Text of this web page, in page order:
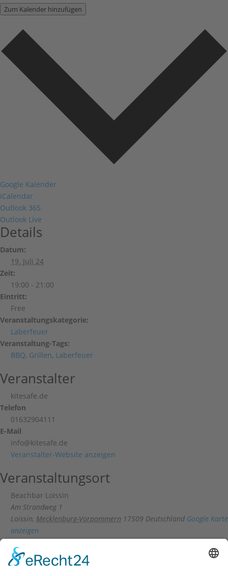
Zum Kalender hinzufügen
Google Kalender
iCalendar
Outlook 365
Outlook Live
Details
Datum:
19. Juli 24
Zeit:
19:00 - 21:00
Eintritt:
Free
Veranstaltungskategorie:
Laberfeuer
Veranstaltung-Tags:
BBQ, Grillen, Laberfeuer
Veranstalter
kitesafe.de
Telefon
01632904111
E-Mail
info@kitesafe.de
Veranstalter-Website anzeigen
Veranstaltungsort
Beachbar Loissin
Am Strandweg 1
Loissin, Mecklenburg-Vorpommern 17509 Deutschland Google Karte
anzeigen